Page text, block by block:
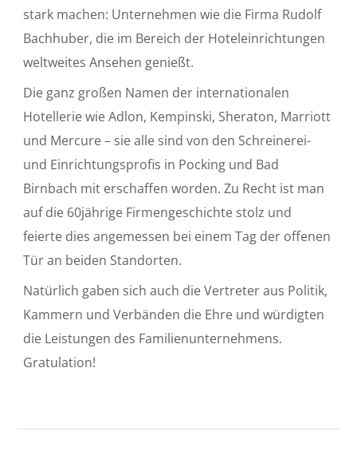
stark machen: Unternehmen wie die Firma Rudolf
Bachhuber, die im Bereich der Hoteleinrichtungen
weltweites Ansehen genießt.
Die ganz großen Namen der internationalen
Hotellerie wie Adlon, Kempinski, Sheraton, Marriott
und Mercure – sie alle sind von den Schreinerei-
und Einrichtungsprofis in Pocking und Bad
Birnbach mit erschaffen worden. Zu Recht ist man
auf die 60jährige Firmengeschichte stolz und
feierte dies angemessen bei einem Tag der offenen
Tür an beiden Standorten.
Natürlich gaben sich auch die Vertreter aus Politik,
Kammern und Verbänden die Ehre und würdigten
die Leistungen des Familienunternehmens.
Gratulation!